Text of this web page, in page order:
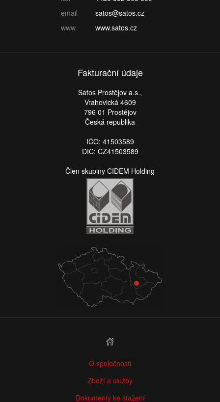
email
satos@satos.cz
www
www.satos.cz
Fakturační údaje
Satos Prostějov a.s.,
Vrahovická 4609
796 01 Prostějov
Česká republika
IČO: 41503589
DIČ: CZ41503589
Člen skupiny CIDEM Holding
O společnosti
Zboží a služby
Dokumenty ke stažení